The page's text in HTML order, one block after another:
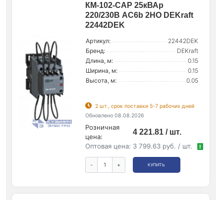
КМ-102-CAP 25кВАр
220/230В AC6b 2НО DEKraft
22442DEK
Артикул:
22442DEK
Бренд:
DEKraft
Длина, м:
0.15
Ширина, м:
0.15
Высота, м:
0.05
2 шт., срок поставки 5-7 рабочих дней
Обновлено 08.08.2026
Розничная
цена:
4 221.81 / шт.
Оптовая цена: 3 799.63 руб. / шт. !
- + КУПИТЬ